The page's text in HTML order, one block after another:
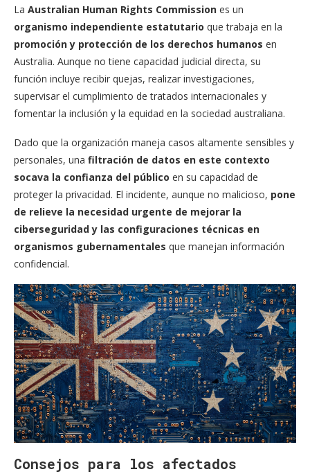
La Australian Human Rights Commission es un
organismo independiente estatutario que trabaja en la
promoción y protección de los derechos humanos en
Australia. Aunque no tiene capacidad judicial directa, su
función incluye recibir quejas, realizar investigaciones,
supervisar el cumplimiento de tratados internacionales y
fomentar la inclusión y la equidad en la sociedad australiana.
Dado que la organización maneja casos altamente sensibles y
personales, una filtración de datos en este contexto
socava la confianza del público en su capacidad de
proteger la privacidad. El incidente, aunque no malicioso, pone
de relieve la necesidad urgente de mejorar la
ciberseguridad y las configuraciones técnicas en
organismos gubernamentales que manejan información
confidencial.
Consejos para los afectados